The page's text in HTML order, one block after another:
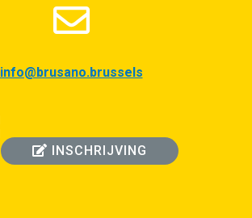
info@brusano.brussels
INSCHRIJVING